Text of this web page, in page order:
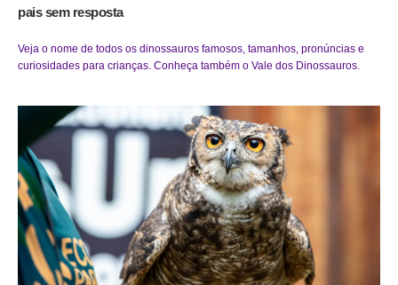
pais sem resposta
Veja o nome de todos os dinossauros famosos, tamanhos, pronúncias e
curiosidades para crianças. Conheça também o Vale dos Dinossauros.